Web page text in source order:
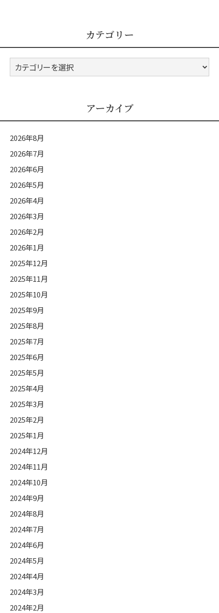
カテゴリー
カ
テ
アーカイブ
2026年8月
2026年7月
2026年6月
2026年5月
2026年4月
2026年3月
2026年2月
2026年1月
2025年12月
2025年11月
2025年10月
2025年9月
2025年8月
2025年7月
2025年6月
2025年5月
2025年4月
2025年3月
2025年2月
2025年1月
2024年12月
2024年11月
2024年10月
2024年9月
2024年8月
2024年7月
2024年6月
2024年5月
2024年4月
2024年3月
2024年2月